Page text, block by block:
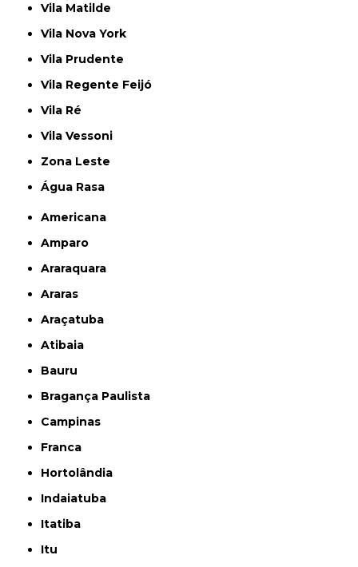
Vila Matilde
Vila Nova York
Vila Prudente
Vila Regente Feijó
Vila Ré
Vila Vessoni
Zona Leste
Água Rasa
Americana
Amparo
Araraquara
Araras
Araçatuba
Atibaia
Bauru
Bragança Paulista
Campinas
Franca
Hortolândia
Indaiatuba
Itatiba
Itu